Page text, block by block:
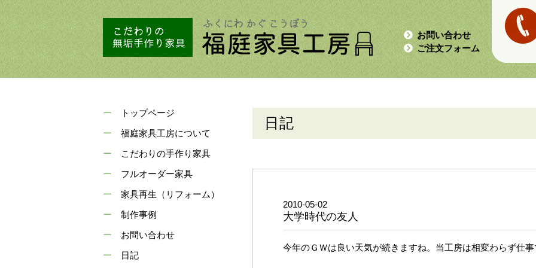
お問い合わせ
ご注文フォーム
トップページ
福庭家具工房について
こだわりの手作り家具
フルオーダー家具
家具再生（リフォーム）
制作事例
お問い合わせ
日記
日記
2010-05-02
大学時代の友人
今年のＧＷは良い天気が続きますね。当工房は相変わらず仕